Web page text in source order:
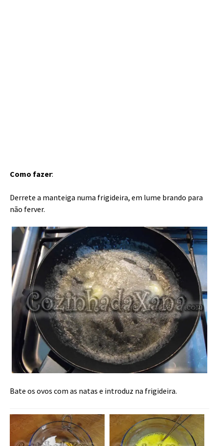
Como fazer:
Derrete a manteiga numa frigideira, em lume brando para
não ferver.
Bate os ovos com as natas e introduz na frigideira.